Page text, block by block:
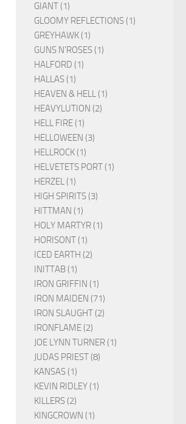
GIANT (1)
GLOOMY REFLECTIONS (1)
GREYHAWK (1)
GUNS N'ROSES (1)
HALFORD (1)
HALLAS (1)
HEAVEN & HELL (1)
HEAVYLUTION (2)
HELL FIRE (1)
HELLOWEEN (3)
HELLROCK (1)
HELVETETS PORT (1)
HERZEL (1)
HIGH SPIRITS (3)
HITTMAN (1)
HOLY MARTYR (1)
HORISONT (1)
ICED EARTH (2)
INITTAB (1)
IRON GRIFFIN (1)
IRON MAIDEN (71)
IRON SLAUGHT (2)
IRONFLAME (2)
JOE LYNN TURNER (1)
JUDAS PRIEST (8)
KANSAS (1)
KEVIN RIDLEY (1)
KILLERS (2)
KINGCROWN (1)